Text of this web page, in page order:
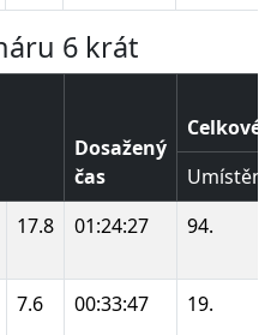
6 krát
Dosažený
čas
Celkové
Umístění
17.8 01:24:27 94.
7.6 00:33:47 19.